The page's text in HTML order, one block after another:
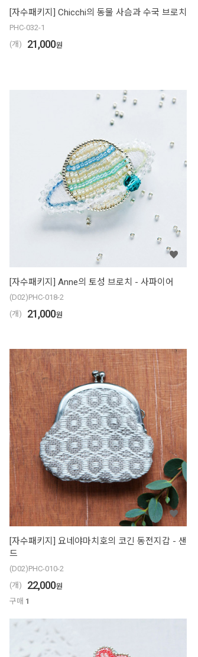
[자수패키지] Chicchi의 동물 사슴과 수국 브로치
PHC-032-1
(개)
21,000원
[자수패키지] Anne의 토성 브로치 - 사파이어
(D02)PHC-018-2
(개)
21,000원
[자수패키지] 요네야마치호의 코긴 동전지갑 - 샌
드
(D02)PHC-010-2
(개)
22,000원
구매 1